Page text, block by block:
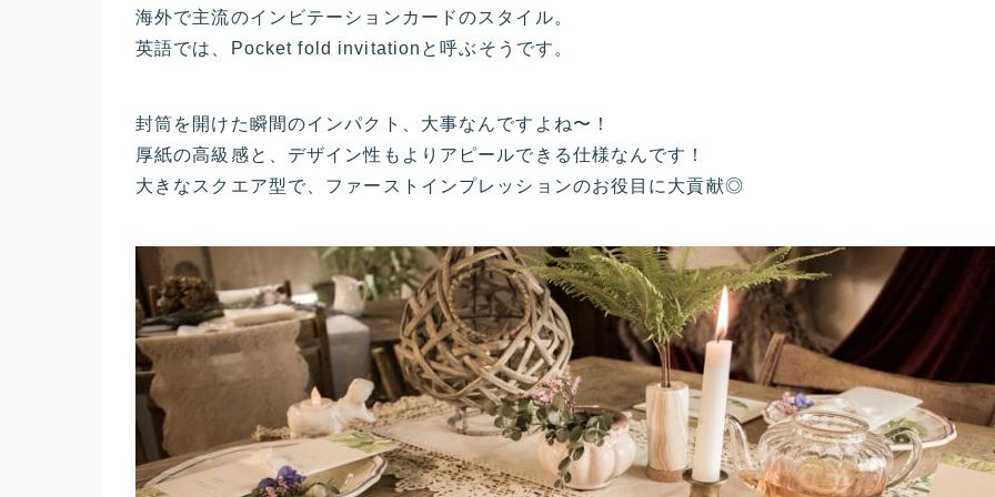
海外で主流のインビテーションカードのスタイル。
英語では、Pocket fold invitationと呼ぶそうです。
封筒を開けた瞬間のインパクト、大事なんですよね〜！
厚紙の高級感と、デザイン性もよりアピールできる仕様なんです！
大きなスクエア型で、ファーストインプレッションのお役目に大貢献◎